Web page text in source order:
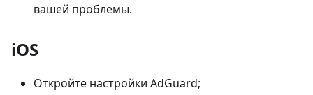
вашей проблемы.
iOS
Откройте настройки AdGuard;